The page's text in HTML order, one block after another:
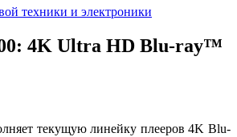
техники и электроники
4K Ultra HD Blu-ray™
текущую линейку плееров 4K Blu-